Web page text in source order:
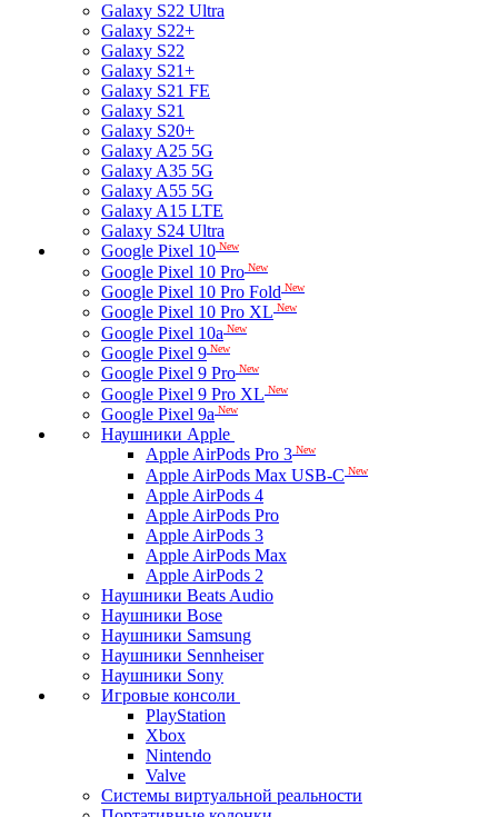
Galaxy S22 Ultra
Galaxy S22+
Galaxy S22
Galaxy S21+
Galaxy S21 FE
Galaxy S21
Galaxy S20+
Galaxy A25 5G
Galaxy A35 5G
Galaxy A55 5G
Galaxy A15 LTE
Galaxy S24 Ultra
Google Pixel 10 New
Google Pixel 10 Pro New
Google Pixel 10 Pro Fold New
Google Pixel 10 Pro XL New
Google Pixel 10a New
Google Pixel 9 New
Google Pixel 9 Pro New
Google Pixel 9 Pro XL New
Google Pixel 9a New
Наушники Apple
Apple AirPods Pro 3 New
Apple AirPods Max USB-C New
Apple AirPods 4
Apple AirPods Pro
Apple AirPods 3
Apple AirPods Max
Apple AirPods 2
Наушники Beats Audio
Наушники Bose
Наушники Samsung
Наушники Sennheiser
Наушники Sony
Игровые консоли
PlayStation
Xbox
Nintendo
Valve
Системы виртуальной реальности